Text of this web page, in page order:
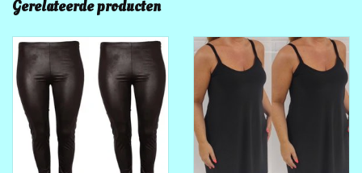
Gerelateerde producten